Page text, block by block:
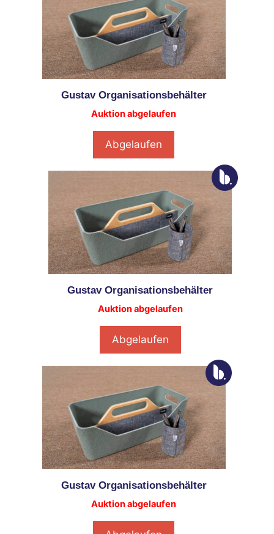
Gustav Organisationsbehälter
Auktion abgelaufen
Abgelaufen
Gustav Organisationsbehälter
Auktion abgelaufen
Abgelaufen
Gustav Organisationsbehälter
Auktion abgelaufen